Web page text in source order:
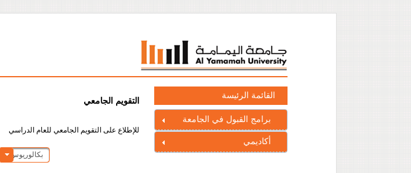
القائمة الرئيسة
برامج القبول في الجامعة
أكاديمي
التقويم الجامعي
للإطلاع على التقويم الجامعي للعام الدراسي
بكالوريوس